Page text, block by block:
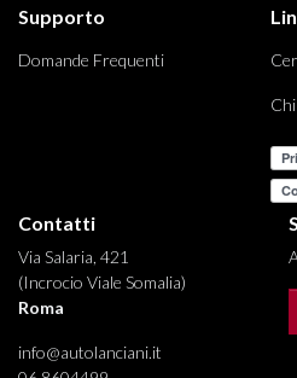
Supporto
Domande Frequenti
Contatti
Via Salaria, 421
(Incrocio Viale Somalia)
Roma
info@autolanciani.it